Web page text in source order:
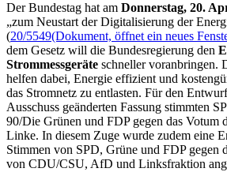
Der Bundestag hat am Donnerstag, 20.
„zum Neustart der Digitalisierung der
(20/5549(Dokument, öffnet ein neues
dem Gesetz will die Bundesregierung den
Strommessgeräte schneller voranbringen.
helfen dabei, Energie effizient und
das Stromnetz zu entlasten. Für den
Ausschuss geänderten Fassung stimmten
90/Die Grünen und FDP gegen das Votum
Linke. In diesem Zuge wurde zudem eine
Stimmen von SPD, Grüne und FDP gegen
von CDU/CSU, AfD und Linksfraktion